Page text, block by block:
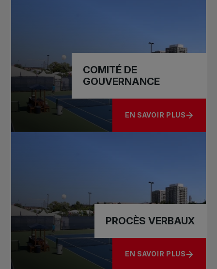
COMITÉ DE
GOUVERNANCE
EN SAVOIR PLUS
À PROPOS DE COMITÉ
PROCÈS VERBAUX
EN SAVOIR PLUS
À PROPOS DE PROCÈS